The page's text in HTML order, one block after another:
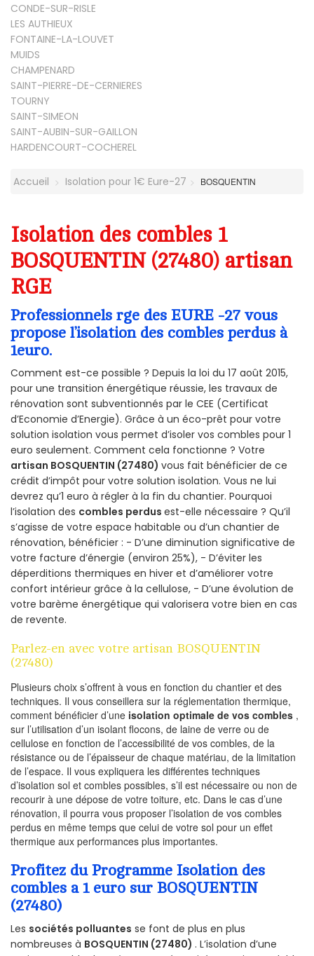
CONDE-SUR-RISLE
LES AUTHIEUX
FONTAINE-LA-LOUVET
MUIDS
CHAMPENARD
SAINT-PIERRE-DE-CERNIERES
TOURNY
SAINT-SIMEON
SAINT-AUBIN-SUR-GAILLON
HARDENCOURT-COCHEREL
Accueil Isolation pour 1€ Eure-27 BOSQUENTIN
Isolation des combles 1
BOSQUENTIN (27480) artisan
RGE
Professionnels rge des EURE -27 vous
propose l’isolation des combles perdus à
1euro.
Comment est-ce possible ? Depuis la loi du 17 août 2015,
pour une transition énergétique réussie, les travaux de
rénovation sont subventionnés par le CEE (Certificat
d’Economie d’Energie). Grâce à un éco-prêt pour votre
solution isolation vous permet d’isoler vos combles pour 1
euro seulement. Comment cela fonctionne ? Votre
artisan BOSQUENTIN (27480) vous fait bénéficier de ce
crédit d’impôt pour votre solution isolation. Vous ne lui
devrez qu’1 euro à régler à la fin du chantier. Pourquoi
l’isolation des combles perdus est-elle nécessaire ? Qu’il
s’agisse de votre espace habitable ou d’un chantier de
rénovation, bénéficier : - D’une diminution significative de
votre facture d’énergie (environ 25%), - D’éviter les
déperditions thermiques en hiver et d’améliorer votre
confort intérieur grâce à la cellulose, - D’une évolution de
votre barème énergétique qui valorisera votre bien en cas
de revente.
Parlez-en avec votre artisan BOSQUENTIN
(27480)
Plusieurs choix s’offrent à vous en fonction du chantier et des
techniques. Il vous conseillera sur la réglementation thermique,
comment bénéficier d’une isolation optimale de vos combles ,
sur l’utilisation d’un isolant flocons, de laine de verre ou de
cellulose en fonction de l’accessibilité de vos combles, de la
résistance ou de l’épaisseur de chaque matériau, de la limitation
de l’espace. Il vous expliquera les différentes techniques
d’isolation sol et combles possibles, s’il est nécessaire ou non de
recourir à une dépose de votre toiture, etc. Dans le cas d’une
rénovation, il pourra vous proposer l’isolation de vos combles
perdus en même temps que celui de votre sol pour un effet
thermique aux performances plus importantes.
Profitez du Programme Isolation des
combles a 1 euro sur BOSQUENTIN
(27480)
Les sociétés polluantes se font de plus en plus
nombreuses à BOSQUENTIN (27480) . L’isolation d’une